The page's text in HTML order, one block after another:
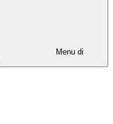
Menu di